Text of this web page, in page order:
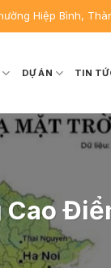
Hiệp Bình,
DỰ ÁN TIN
Cao